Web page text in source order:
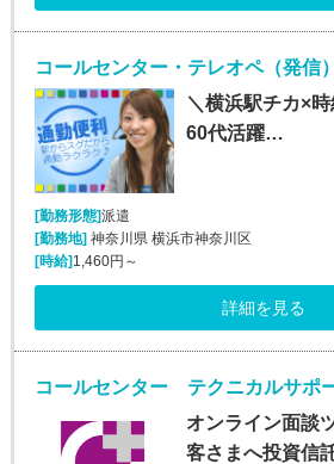
＼横浜駅チカ×
60代活躍…
[勤務形態]派遣
[勤務地] 神奈川県 横浜市神奈川区
[時給] 1,460円～
詳細を見る
コールセンター テクニカルサポ
オンライン面談
客さまへ投資信